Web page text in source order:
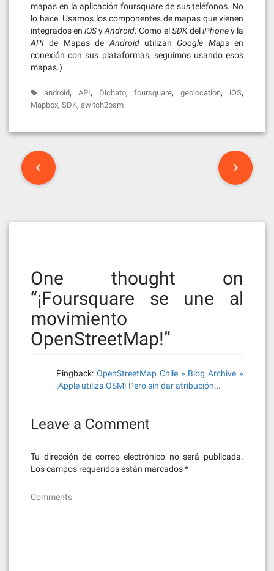
mapas en la aplicación foursquare de sus teléfonos. No
lo hace. Usamos los componentes de mapas que vienen
integrados eniOSyAndroid. Como elSDKdeliPhoney la
API de Mapas deAndroidutilizanGoogle Mapsen
conexión con sus plataformas, seguimos usando esos
mapas.)
android, API, Dichato,foursquare,geolocation, iOS,
Mapbox, SDK, switch2osm
Post
navigation
One thought on
“¡Foursquare se une al
movimiento
OpenStreetMap!”
Pingback: OpenStreetMap Chile » Blog Archive »
¡Apple utiliza OSM! Pero sin dar atribución…
Leave a Comment
Tu dirección de correo electrónico no será publicada.
Los campos requeridos están marcados*
Comments